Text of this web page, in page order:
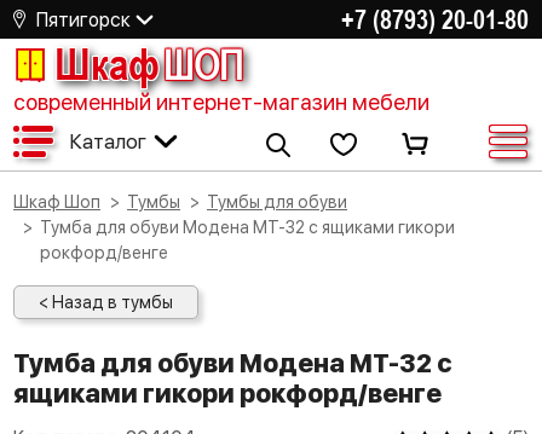
Пятигорск +7 (8793) 20-01-80
ШкафШОП
современный интернет-магазин мебели
Каталог
Шкаф Шоп Тумбы
Тумбы для обуви
Тумба для обуви Модена МТ-32 с ящиками гикори
рокфорд/венге
< Назад в тумбы
Тумба для обуви Модена МТ-32 с
ящиками гикори рокфорд/венге